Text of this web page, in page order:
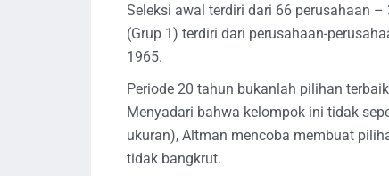
Seleksi awal terdiri dari 66 perusahaan
(Grup 1) terdiri dari perusahaan-
1965.
Periode 20 tahun bukanlah pilihan
Menyadari bahwa kelompok ini tidak
ukuran), Altman mencoba membuat
tidak bangkrut.